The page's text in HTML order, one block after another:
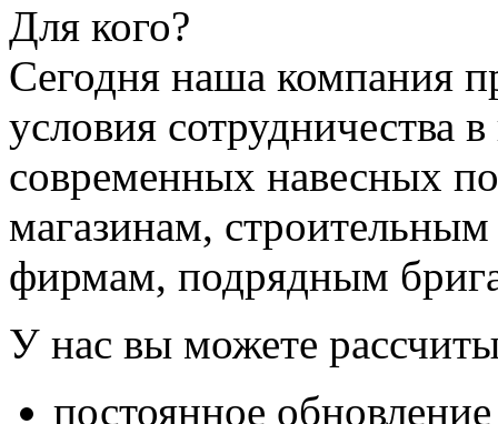
Для кого?
Сегодня наша компания
условия сотрудничества
современных навесных
магазинам,
фирмам, подрядным
У нас вы можете
постоянное